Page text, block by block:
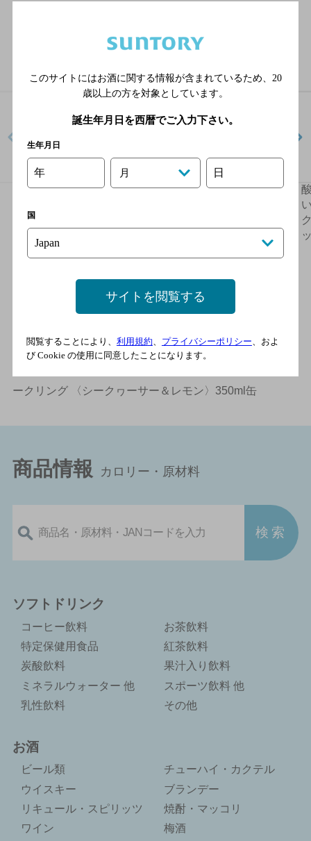
酸化防止剤無添加のお
クリング 〈赤〉350ml
酸化防止剤無添加のお
ワイン
＞ 酸化防止剤無添加のおいしいワイン。スパー
ークリング 〈シークヮーサー＆レモン〉350ml缶
商品情報 カロリー・原材料
ソフトドリンク
コーヒー飲料
お茶飲料
特定保健用食品
紅茶飲料
炭酸飲料
果汁入り飲料
ミネラルウォーター 他
スポーツ飲料 他
乳性飲料
その他
お酒
ビール類
チューハイ・カクテル
ウイスキー
ブランデー
リキュール・スピリッツ
焼酎・マッコリ
ワイン
梅酒
このサイトにはお酒に関する情報が含まれているため、 20
歳以上の方を対象としています。
誕生年月日を西暦でご入力下さい。
生年月日
年 月 日
国
サイトを閲覧する
閲覧することにより、 利用規約、 プライバシーポリシー、およ
び Cookie の使用に同意したことになります。